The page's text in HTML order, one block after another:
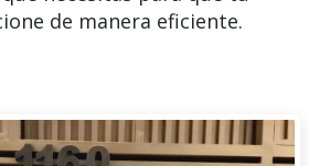
de manera eficiente.